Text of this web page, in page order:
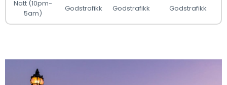
Natt (10pm-
5am)
Godstrafikk Godstrafikk Godstrafikk